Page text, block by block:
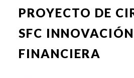
PROYECTO DE
SFC INNOVACIÓN
FINANCIERA